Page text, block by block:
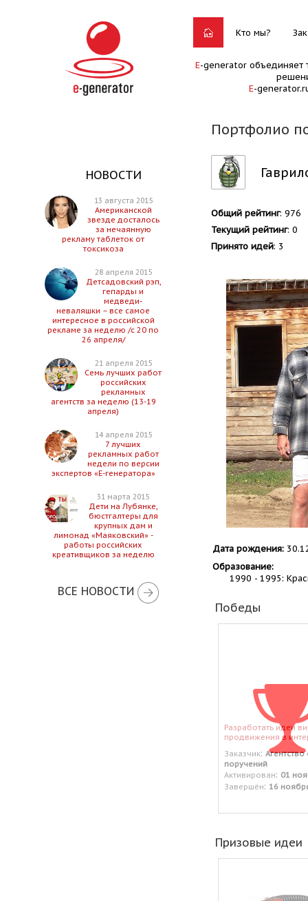
Кто мы?
E-generator объединяет
E-
Портфолио
НОВОСТИ
13 августа 2015
Американской
звезде досталось
за нечаянную
рекламу таблеток от
токсикоза
28 апреля 2015
Детсадовский рэп,
гепарды и
медведи-
неваляшки – все самое
интересное в российской
рекламе за неделю /с 20 по
26 апреля/
21 апреля 2015
Семь лучших работ
российских
рекламных
агентств за неделю (13-19
апреля)
14 апреля 2015
7 лучших
рекламных работ
недели по версии
экспертов «Е-генератора»
31 марта 2015
Дети на Лубянке,
бюстгалтеры для
крупных дам и
лимонад «Маяковский» -
работы российских
креативщиков за неделю
ВСЕ НОВОСТИ
Общий рейтинг: 976
Текущий рейтинг: 0
Принято идей: 3
Дата рождения:
Образование:
1990 - 1995:
Победы
Разработать идеи
продвижения в
Заказчик:
поручений
Активирован: 01
Завершён: 16
Призовые идеи